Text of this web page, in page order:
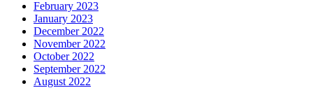
February 2023
January 2023
December 2022
November 2022
October 2022
September 2022
August 2022